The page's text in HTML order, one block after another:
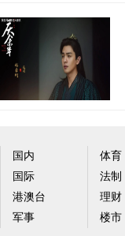
国内
国际
港澳台
军事
体育
法制
理财
楼市